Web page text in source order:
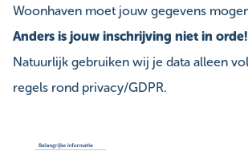
Woonhaven moet jouw gegevens
Anders is jouw inschrijving niet in orde!
Natuurlijk gebruiken wij je data alleen
regels rond privacy/GDPR.